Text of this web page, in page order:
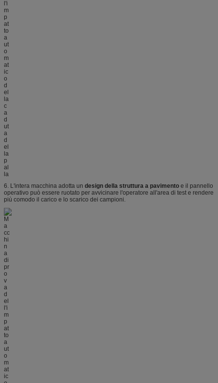
6. L'intera macchina adotta un design della struttura a pavimento e il pannello
operativo può essere ruotato per avvicinare l'operatore all'area di test e rendere
più comodo il carico e lo scarico dei campioni.